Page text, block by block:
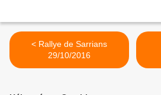
< Rallye de Sarrians
29/10/2016